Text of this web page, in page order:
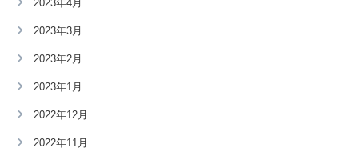
2023年4月
2023年3月
2023年2月
2023年1月
2022年12月
2022年11月